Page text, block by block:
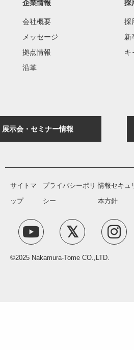
企業情報
会社概要
メッセージ
拠点情報
沿革
採
採
新
キ
展示会・セミナー情報
サイトマ
ップ
プライバシーポリ
シー
情報セキュ
本方針
©2025 Nakamura-Tome CO.,LTD.